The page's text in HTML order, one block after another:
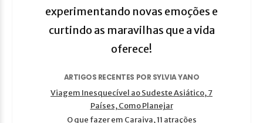
experimentando novas emoções e
curtindo as maravilhas que a vida
oferece!
ARTIGOS RECENTES POR SYLVIA YANO
Viagem Inesquecível ao Sudeste Asiático, 7
Países, Como Planejar
O que fazer em Caraiva, 11 atrações